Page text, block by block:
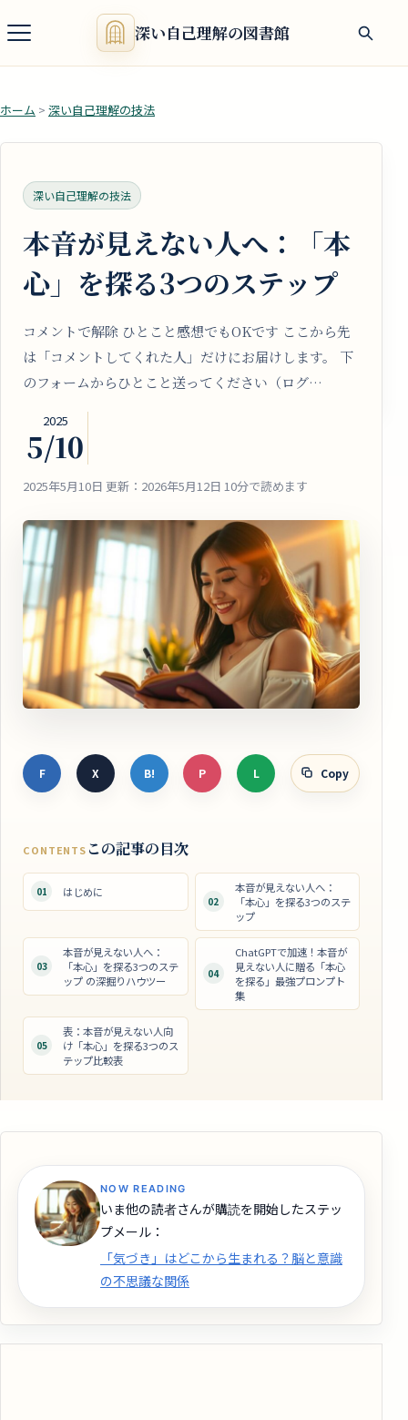
深い自己理解の図書館
ホーム > 深い自己理解の技法
深い自己理解の技法
本音が見えない人へ：「本
心」を探る3つのステップ
コメントで解除 ひとこと感想でもOKです ここから先
は「コメントしてくれた人」だけにお届けします。 下
のフォームからひとこと送ってください（ログ…
2025
5/10
2025年5月10日 更新：2026年5月12日 10分で読めます
F X B! P L Copy
CONTENTS この記事の目次
01 はじめに
02
本音が見えない人へ：
「本心」を探る3つのステ
ップ
03
本音が見えない人へ：
「本心」を探る3つのステ
ップ の深掘りハウツー
04
ChatGPTで加速！本音が
見えない人に贈る「本心
を探る」最強プロンプト
集
05
表：本音が見えない人向
け「本心」を探る3つのス
テップ比較表
NOW READING
いま他の読者さんが購読を開始したステッ
プメール：
「気づき」はどこから生まれる？脳と意識
の不思議な関係